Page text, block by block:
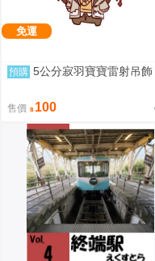
免運
預購 5公分寂羽寶寶雷射吊飾
售價 100